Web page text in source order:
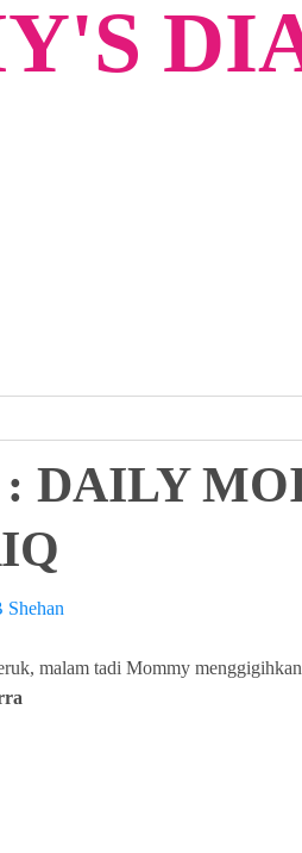
DAILY
Shehan
malam tadi Mommy